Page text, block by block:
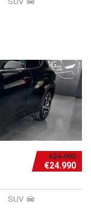
€25.990
€24.990
SUV